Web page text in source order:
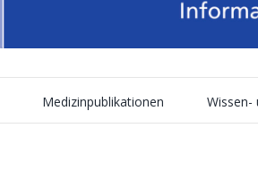
Medizinpublikationen Wissen-